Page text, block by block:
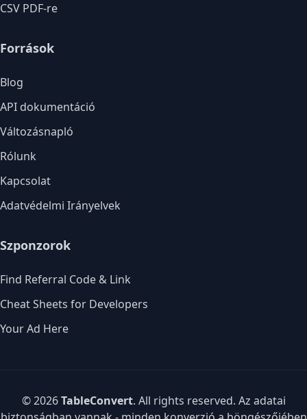
CSV PDF-re
Források
Blog
API dokumentáció
Változásnapló
Rólunk
Kapcsolat
Adatvédelmi Irányelvek
Szponzorok
Find Referral Code & Link
Cheat Sheets for Developers
Your Ad Here
© 2026TableConvert. All rights reserved. Az adatai